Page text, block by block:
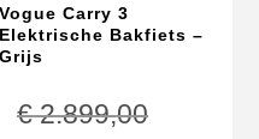
Vogue Carry 3
Elektrische Bakfiets –
Grijs
€2.899,00